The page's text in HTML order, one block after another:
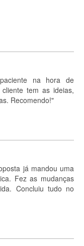
na hora de
tem as ideias,
Recomendo!"
já mandou uma
Fez as mudanças
Concluiu tudo no